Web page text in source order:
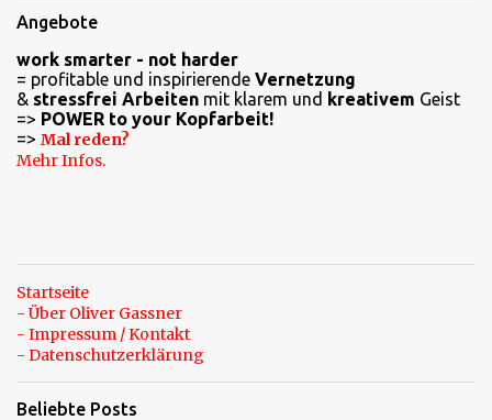
Angebote
work smarter - not harder
= profitable und inspirierende Vernetzung
& stressfrei Arbeiten mit klarem und kreativem Geist
=> POWER to your Kopfarbeit!
=> Mal reden?
Mehr Infos.
Startseite
- Über Oliver Gassner
- Impressum / Kontakt
- Datenschutzerklärung
Beliebte Posts